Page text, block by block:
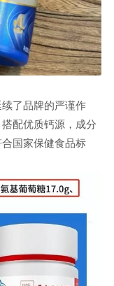
了品牌的严谨作
配优质钙源，成分
国家保健食品标